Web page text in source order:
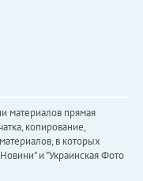
материалов прямая
копирование,
в которых
и "Украинская Фото